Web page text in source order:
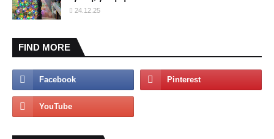
24.12.25
FIND MORE